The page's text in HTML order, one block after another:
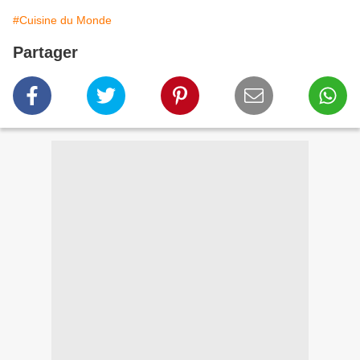
#Cuisine du Monde
Partager